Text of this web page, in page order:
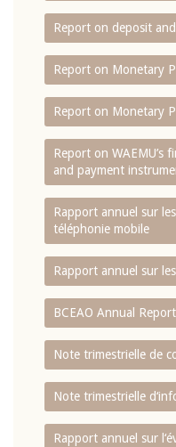
Report on deposit
Report on Monetary
Report on Monetary
Report on WAEMU’s
and payment
Rapport annuel sur
téléphonie mobile
Rapport annuel sur
BCEAO Annual Report
Note trimestrielle de
Note trimestrielle
Rapport annuel sur